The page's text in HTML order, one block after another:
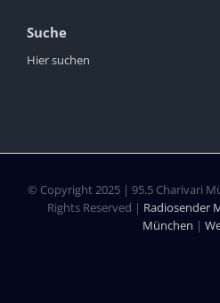
Suche
Hier suchen
© Copyright 2025 | 95.5 Charivari
Rights Reserved | Radiosender
München |